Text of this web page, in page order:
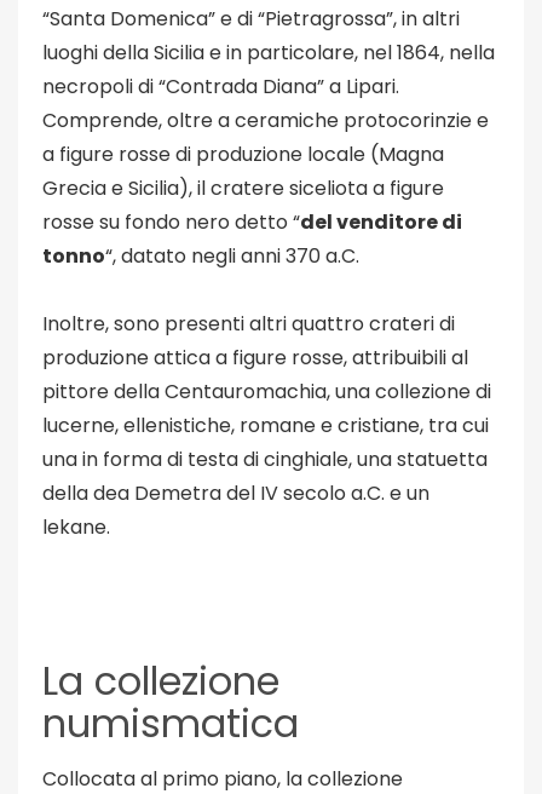
“Santa Domenica” e di “Pietragrossa”, in altri
luoghi della Sicilia e in particolare, nel 1864, nella
necropoli di “Contrada Diana” a Lipari.
Comprende, oltre a ceramiche protocorinzie e
a figure rosse di produzione locale (Magna
Grecia e Sicilia), il cratere siceliota a figure
rosse su fondo nero detto “del venditore di
tonno“, datato negli anni 370 a.C.
Inoltre, sono presenti altri quattro crateri di
produzione attica a figure rosse, attribuibili al
pittore della Centauromachia, una collezione di
lucerne, ellenistiche, romane e cristiane, tra cui
una in forma di testa di cinghiale, una statuetta
della dea Demetra del IV secolo a.C. e un
lekane.
La collezione
numismatica
Collocata al primo piano, la collezione